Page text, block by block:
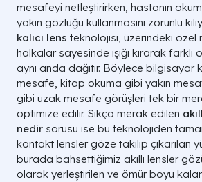
mesafeyi netleştirirken, hastanın
yakın gözlüğü kullanmasını zorunlu
kalıcı lens teknolojisi, üzerindeki özel
halkalar sayesinde ışığı kırarak farklı
aynı anda dağıtır. Böylece bilgisayar
mesafe, kitap okuma gibi yakın
gibi uzak mesafe görüşleri tek bir
optimize edilir. Sıkça merak edilen
nedir sorusu ise bu teknolojiden
kontakt lensler göze takılıp çıkarılan
burada bahsettiğimiz akıllı lensler
olarak yerleştirilen ve ömür boyu